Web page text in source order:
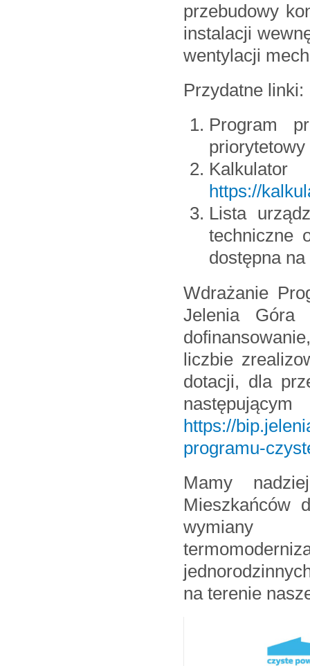
przebudowy
instalacji
wentylacji
Przydatne linki:
Program
priorytetowy
https://
Lista
techniczne
dostępna
Wdrażanie
Jelenia Góra
liczbie
dotacji, dla
https://
programu-
Mamy
Mieszkańców
wymiany
na terenie